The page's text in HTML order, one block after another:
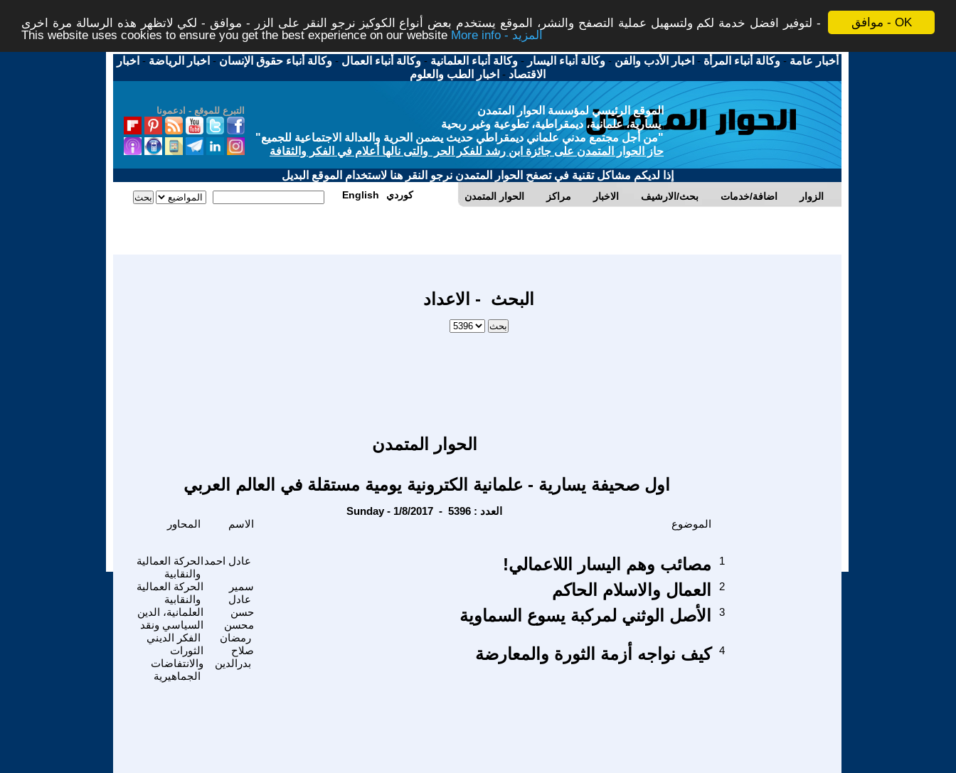
موافق - OK
لتوفير افضل خدمة لكم ولتسهيل عملية التصفح والنشر، الموقع يستخدم بعض أنواع الكوكيز نرجو النقر على الزر - موافق - لكي لاتظهر هذه الرسالة مرة اخرى -
This website uses cookies to ensure you get the best experience on our website
More info - المزيد
أخبار عامة -وكالة أنباء المرأة - اخبار الأدب والفن -وكالة أنباء اليسار -وكالة أنباء العلمانية -وكالة أنباء العمال -وكالة أنباء حقوق الإنسان - اخبار الرياضة - اخبار
الاقتصاد - اخبار الطب والعلوم
التبرع للموقع - ادعمونا
الموقع الرئيسي لمؤسسة الحوار المتمدن
يسارية، علمانية، ديمقراطية، تطوعية وغير ربحية
"من أجل مجتمع مدني علماني ديمقراطي حديث يضمن الحرية والعدالة الاجتماعية للجميع"
حاز الحوار المتمدن على جائزة ابن رشد للفكر الحر والتى نالها أعلام في الفكر والثقافة
إذا لديكم مشاكل تقنية في تصفح الحوار المتمدن نرجو النقر هنا لاستخدام الموقع البديل
الحوار المتمدن مراكز الاخبار بحث/الارشيف اضافة/خدمات الزوار English كوردي
البحث - الاعداد
الحوار المتمدن
اول صحيفة يسارية - علمانية الكترونية يومية مستقلة في العالم العربي
Sunday - 1/8/2017 - العدد : 5396
الاسم الموضوع
الحركة العمالية
والنقابية
عادل احمد مصائب وهم اليسار اللاعمالي! 1
الحركة العمالية
والنقابية
سمير
عادل
العمال والاسلام الحاكم 2
العلمانية، الدين
السياسي ونقد
الفكر الديني
حسن
محسن
رمضان
الأصل الوثني لمركبة يسوع السماوية 3
الثورات
والانتفاضات
الجماهيرية
صلاح
بدرالدين
كيف نواجه أزمة الثورة والمعارضة 4